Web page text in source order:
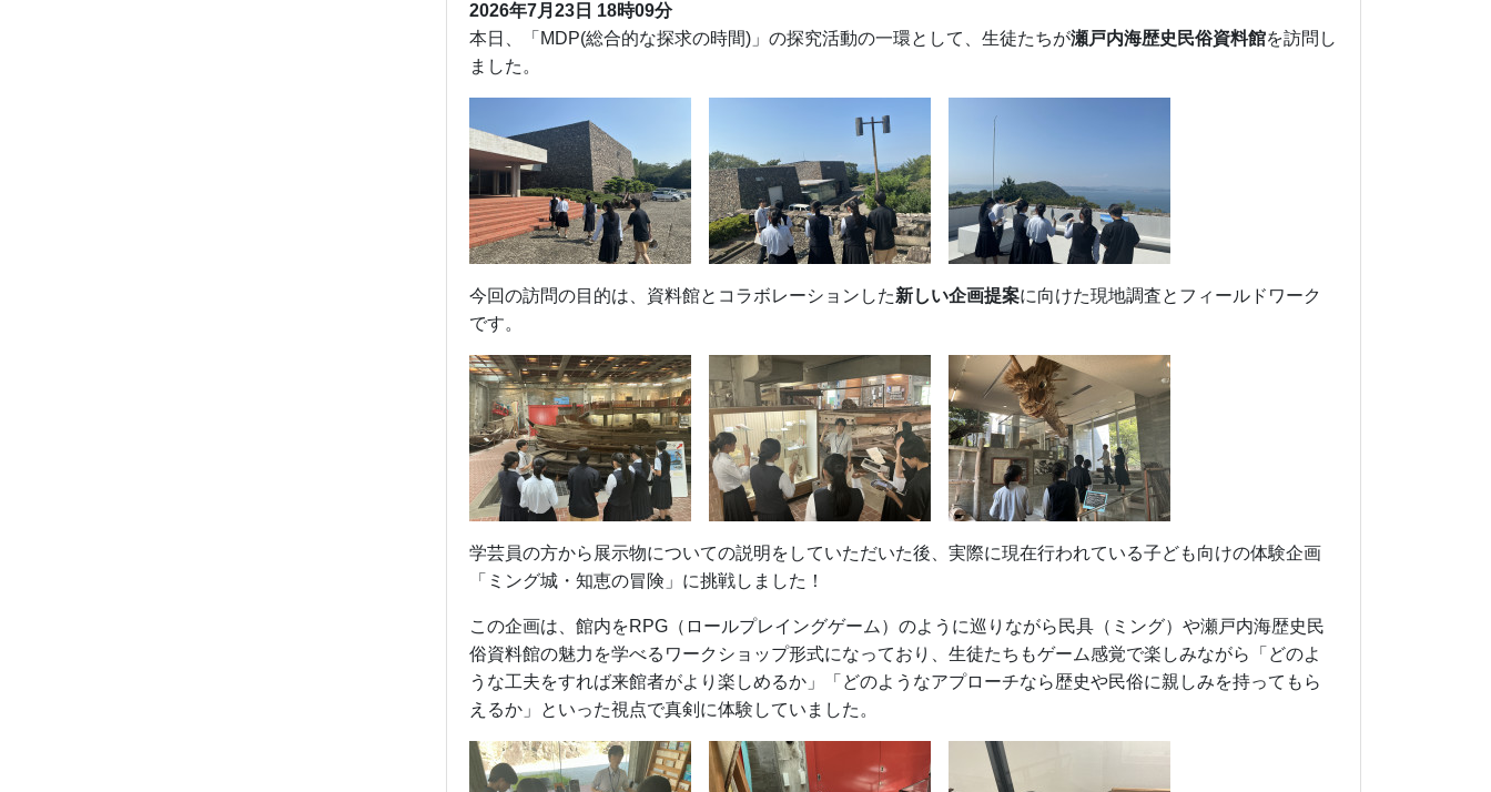
2026年7月23日 18時09分
本日、「MDP(総合的な探求の時間)」の探究活動の一環として、生徒たちが瀬戸内海歴史民俗資料館を訪問し
ました。
今回の訪問の目的は、資料館とコラボレーションした新しい企画提案に向けた現地調査とフィールドワーク
です。
学芸員の方から展示物についての説明をしていただいた後、実際に現在行われている子ども向けの体験企画
「ミング城・知恵の冒険」に挑戦しました！
この企画は、館内をRPG（ロールプレイングゲーム）のように巡りながら民具（ミング）や瀬戸内海歴史民
俗資料館の魅力を学べるワークショップ形式になっており、生徒たちもゲーム感覚で楽しみながら「どのよ
うな工夫をすれば来館者がより楽しめるか」「どのようなアプローチなら歴史や民俗に親しみを持ってもら
えるか」といった視点で真剣に体験していました。